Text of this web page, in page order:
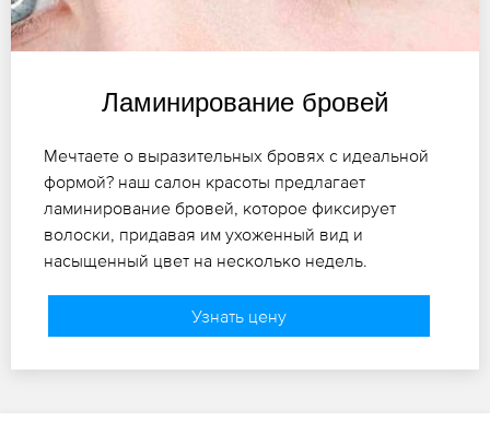
Ламинирование бровей
Мечтаете о выразительных бровях с идеальной
формой? наш салон красоты предлагает
ламинирование бровей, которое фиксирует
волоски, придавая им ухоженный вид и
насыщенный цвет на несколько недель.
Узнать цену